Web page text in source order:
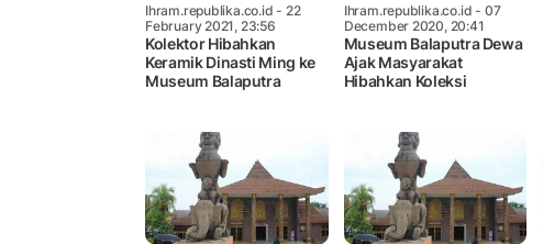
Ihram.republika.co.id - 22
February 2021, 23:56
Kolektor Hibahkan
Keramik Dinasti Ming ke
Museum Balaputra
Ihram.republika.co.id - 07
December 2020, 20:41
Museum Balaputra Dewa
Ajak Masyarakat
Hibahkan Koleksi